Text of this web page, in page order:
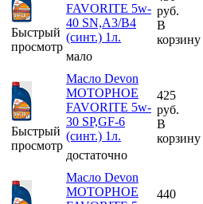
Быстрый
просмотр
FAVORITE 5w-
40 SN,A3/B4
(синт.) 1л.
мало
руб.
В
корзину
Быстрый
просмотр
Масло Devon
МОТОРНОЕ
FAVORITE 5w-
30 SP,GF-6
(синт.) 1л.
достаточно
425
руб.
В
корзину
Масло Devon
МОТОРНОЕ
440